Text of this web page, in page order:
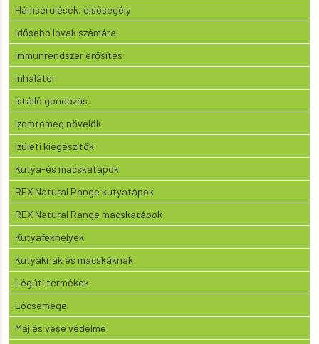
Hámsérülések, elsősegély
Idősebb lovak számára
Immunrendszer erősítés
Inhalátor
Istálló gondozás
Izomtömeg növelők
Ízületi kiegészítők
Kutya-és macskatápok
REX Natural Range kutyatápok
REX Natural Range macskatápok
Kutyafekhelyek
Kutyáknak és macskáknak
Légúti termékek
Lócsemege
Máj és vese védelme